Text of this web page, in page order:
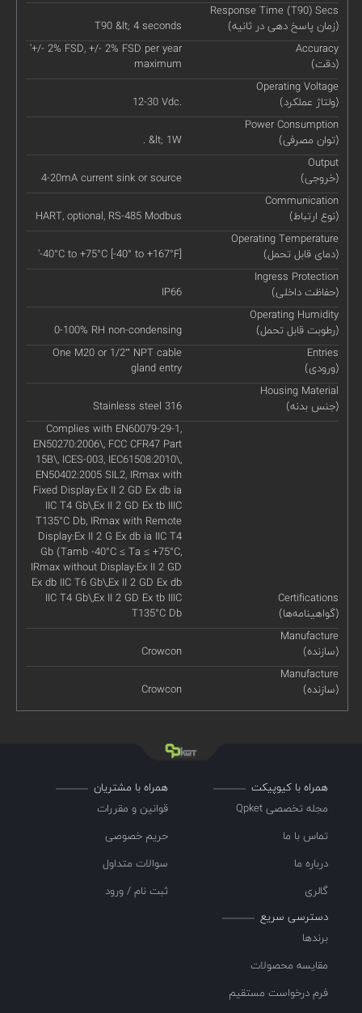
Response Time (T90) Secs
(زمان پاسخ دهی در ثانیه)
T90 &lt; 4 seconds
Accuracy
(دقت)
'+/- 2% FSD, +/- 2% FSD per year
maximum
Operating Voltage
(ولتاژ عملکرد)
12-30 Vdc.
Power Consumption
(توان مصرفی)
. &lt; 1W
Output
(خروجی)
4-20mA current sink or source
Communication
(نوع ارتباط)
HART, optional, RS-485 Modbus
Operating Temperature
(دمای قابل تحمل)
'-40°C to +75°C [-40° to +167°F]
Ingress Protection
(حفاظت داخلی)
IP66
Operating Humidity
(رطوبت قابل تحمل)
0-100% RH non-condensing
Entries
(ورودی)
One M20 or 1/2” NPT cable
gland entry
Housing Material
(جنس بدنه)
Stainless steel 316
Certifications
(گواهینامه‌ها)
Complies with EN60079-29-1,
EN50270:2006\, FCC CFR47 Part
15B\, ICES-003, IEC61508:2010\,
EN50402:2005 SIL2, IRmax with
Fixed Display:Ex II 2 GD Ex db ia
IIC T4 Gb\,Ex II 2 GD Ex tb IIIC
T135°C Db, IRmax with Remote
Display:Ex II 2 G Ex db ia IIC T4
Gb (Tamb -40°C ≤ Ta ≤ +75°C,
IRmax without Display:Ex II 2 GD
Ex db IIC T6 Gb\,Ex II 2 GD Ex db
IIC T4 Gb\,Ex II 2 GD Ex tb IIIC
T135°C Db
Manufacture
(سازنده)
Crowcon
Manufacture
(سازنده)
Crowcon
همراه با کیوپیکت
مجله تخصصی Qpket
تماس با ما
درباره ما
گالری
همراه با مشتریان
قوانین و مقررات
حریم خصوصی
سوالات متداول
ثبت نام / ورود
دسترسی سریع
برندها
مقایسه محصولات
فرم درخواست مستقیم